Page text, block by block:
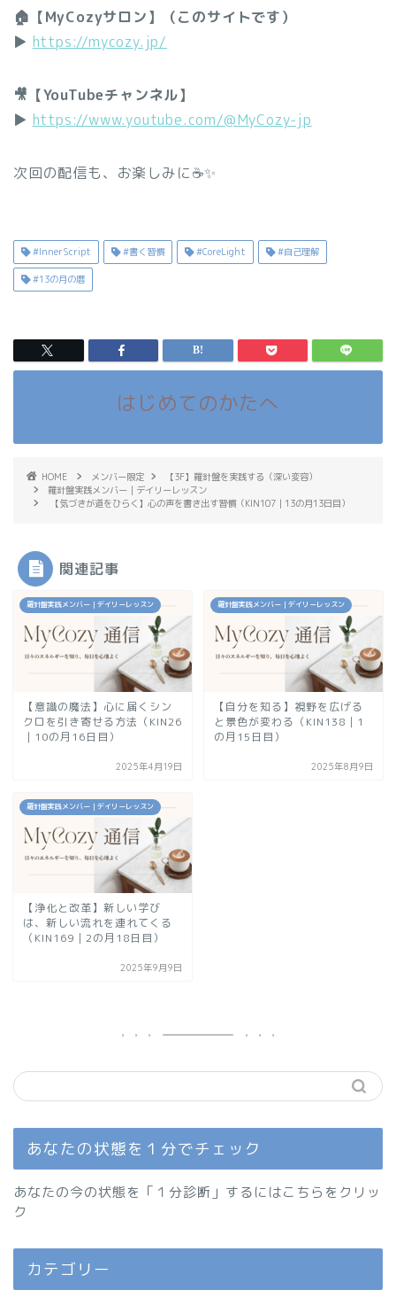
🏠【MyCozyサロン】（このサイトです）
▶︎ https://mycozy.jp/
🎥【YouTubeチャンネル】
▶︎ https://www.youtube.com/@MyCozy-jp
次回の配信も、お楽しみに☕✨
#InnerScript #書く習慣 #CoreLight #自己理解
#13の月の暦
はじめてのかたへ
HOME メンバー限定
【3F】羅針盤を実践する（深い変容）
羅針盤実践メンバー｜デイリーレッスン
【気づきが道をひらく】心の声を書き出す習慣（KIN107｜13の月13日目）
関連記事
羅針盤実践メンバー｜デイリーレッスン
【意識の魔法】心に届くシン
クロを引き寄せる方法（KIN26
｜10の月16日目）
2025年4月19日
羅針盤実践メンバー｜デイリーレッスン
【自分を知る】視野を広げる
と景色が変わる（KIN138｜1
の月15日目）
2025年8月9日
羅針盤実践メンバー｜デイリーレッスン
【浄化と改革】新しい学び
は、新しい流れを連れてくる
（KIN169｜2の月18日目）
2025年9月9日
あなたの状態を１分でチェック
あなたの今の状態を「１分診断」するにはこちらをクリッ
ク
カテゴリー